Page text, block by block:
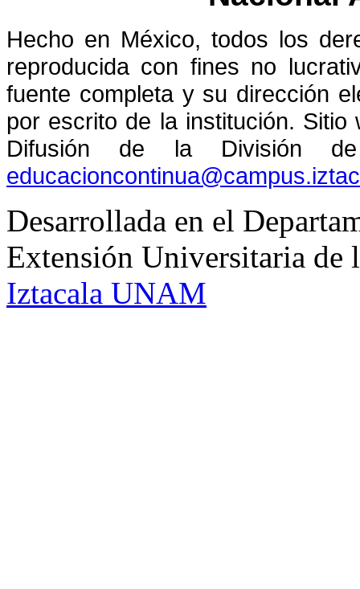
Hecho en México, todos los
reproducida con fines no
fuente completa y su dirección
por escrito de la institución.
Difusión de la División
Desarrollada en el
Extensión Universitaria
Iztacala UNAM